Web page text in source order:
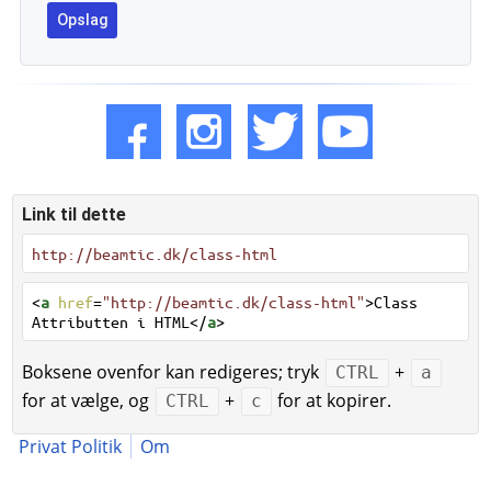
Link til dette
http://beamtic.dk/class-html
<a href="http://beamtic.dk/class-html">Class
Attributten i HTML</a>
Boksene ovenfor kan redigeres; tryk CTRL + a
for at vælge, og CTRL + c
for at kopirer.
Privat Politik
Om